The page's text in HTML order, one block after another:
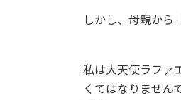
しかし、母親から
私は大天使ラファ
くてはなりません